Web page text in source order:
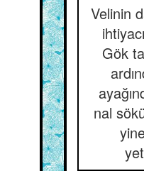
Velinin
Gök
nal